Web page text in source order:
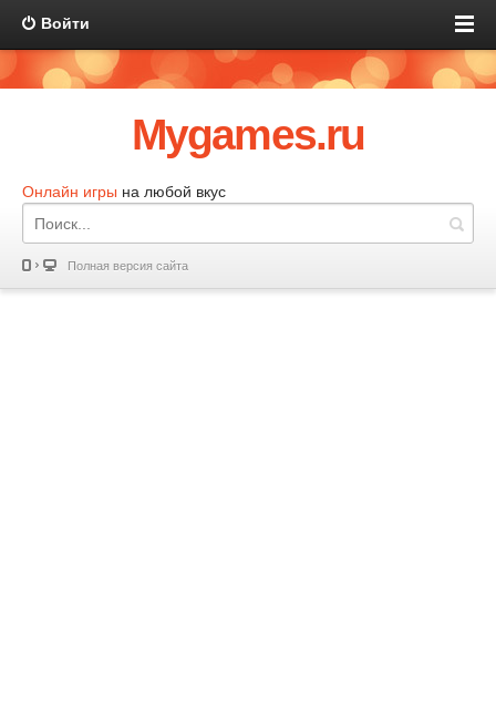
Войти
Mygames.ru
Онлайн игры на любой вкус
Полная версия сайта